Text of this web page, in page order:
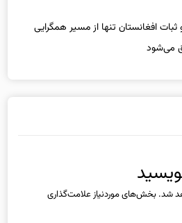
افغانستان تنها از مسیر همگرایی
می‌شود
شد. بخش‌های موردنیاز علامت‌گذاری